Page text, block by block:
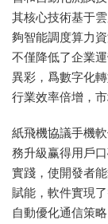
其核心技術基于
夠智能調度算力
不僅降低了企業
異彩，爲數字化
行業效率倍增，
紙飛機協議手機
務升級赢得用戶
實踐，使開發者
賦能，軟件實現
自動優化通信策